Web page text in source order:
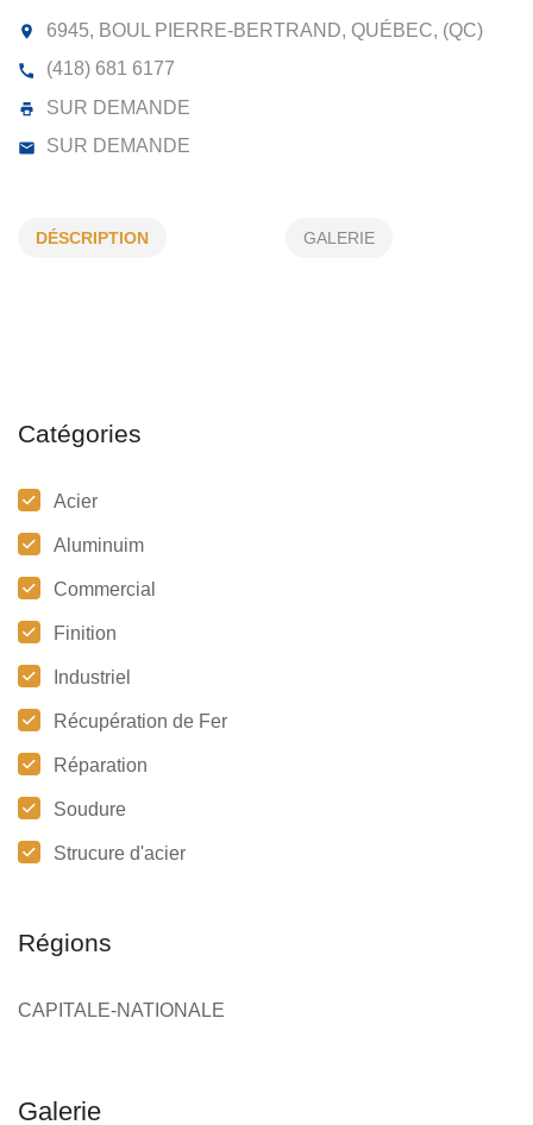
KELLY MACHINERIE INC
DÉSCRIPTION GALERIE
Catégories
Acier
Aluminuim
Commercial
Finition
Industriel
Récupération de Fer
Réparation
Soudure
Strucure d'acier
Régions
CAPITALE-NATIONALE